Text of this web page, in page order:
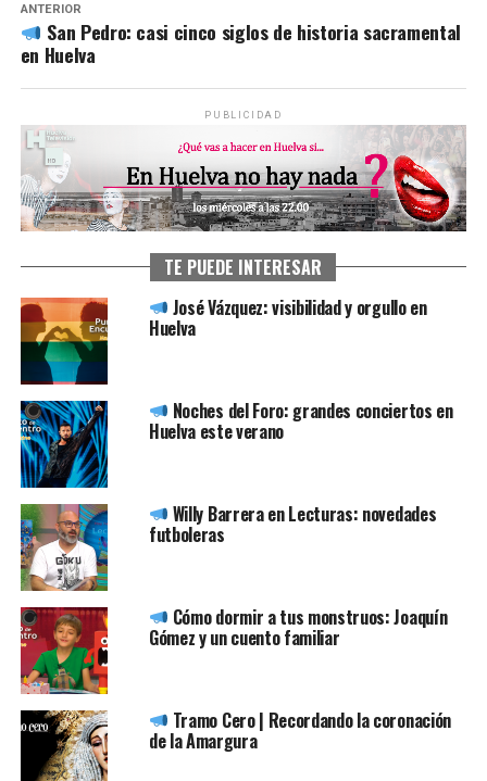
ANTERIOR
San Pedro: casi cinco siglos de historia sacramental
en Huelva
PUBLICIDAD
TE PUEDE INTERESAR
José Vázquez: visibilidad y orgullo en
Huelva
Noches del Foro: grandes conciertos en
Huelva este verano
Willy Barrera en Lecturas: novedades
futboleras
Cómo dormir a tus monstruos: Joaquín
Gómez y un cuento familiar
Tramo Cero | Recordando la coronación
de la Amargura